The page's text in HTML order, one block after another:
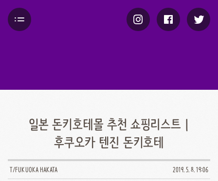
일본 돈키호테몰 추천 쇼핑리스트 |
후쿠오카 텐진 돈키호테
T/FUKUOKA HAKATA 2019. 5. 8. 19:06